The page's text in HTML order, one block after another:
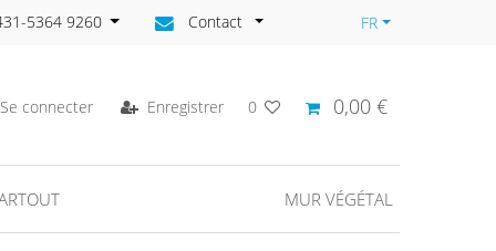
5364 9260 Contact FR
Se connecter Enregistrer 0 0,00 €
MUR VÉGÉTAL